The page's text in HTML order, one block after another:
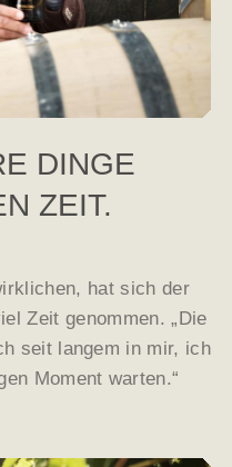
DINGE
ZEIT.
hat sich der
Zeit genommen. „Die
seit langem in mir, ich
Moment warten.“